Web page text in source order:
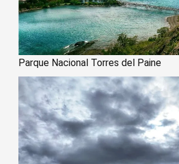
Parque Nacional Torres del Paine